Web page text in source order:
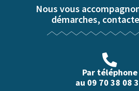
Nous vous
démarches,
Par téléphone
au 09 70 38 08